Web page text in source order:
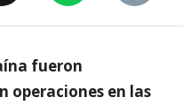
fueron
operaciones en las